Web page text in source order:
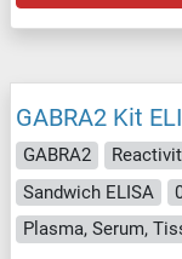
GABRA2 Kit
GABRA2
Sandwich ELISA
Plasma, Serum,